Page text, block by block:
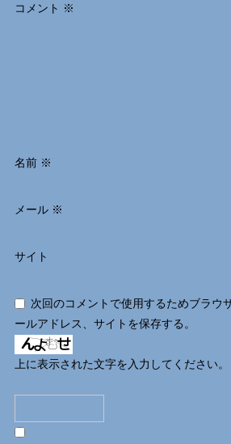
コメント ※
名前 ※
メール ※
サイト
次回のコメントで使用するためブラウ
ールアドレス、サイトを保存する。
上に表示された文字を入力してください。